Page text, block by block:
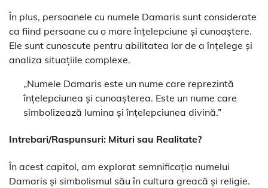
În plus, persoanele cu numele Damaris sunt considerate
ca fiind persoane cu o mare înțelepciune și cunoaștere.
Ele sunt cunoscute pentru abilitatea lor de a înțelege și
analiza situațiile complexe.
„Numele Damaris este un nume care reprezintă
înțelepciunea și cunoașterea. Este un nume care
simbolizează lumina și înțelepciunea divină.”
Intrebari/Raspunsuri: Mituri sau Realitate?
În acest capitol, am explorat semnificația numelui
Damaris și simbolismul său în cultura greacă și religie.